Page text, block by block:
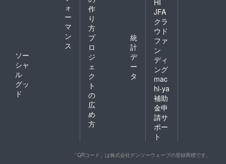
ォ
ー
マ
ン
ス
ソー
シャ
ル
グッ
ド
作
り
方
プ
ロ
ジ
ェ
ク
ト
の
広
め
方
統
計
デ
ー
タ
JFA
クラ
ウド
ファ
ン
ディ
ング
mac
hi-ya
補助
金申
請サ
ポー
ト
「QRコード」は株式会社デンソーウェーブの登録商標です。